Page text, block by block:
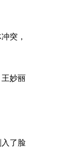
突，
妙丽
了脸